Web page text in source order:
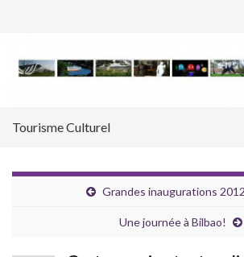
Tourisme Culturel
Grandes inaugurations
Une journée à Bilbao!